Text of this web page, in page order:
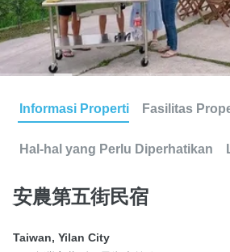
Informasi Properti Fasilitas
Hal-hal yang Perlu Diperhatikan
安農第五街民宿
Taiwan, Yilan City